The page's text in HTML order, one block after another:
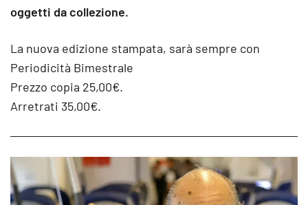
oggetti da collezione.
La nuova edizione stampata, sarà sempre con
Periodicità Bimestrale
Prezzo copia 25,00€.
Arretrati 35,00€.